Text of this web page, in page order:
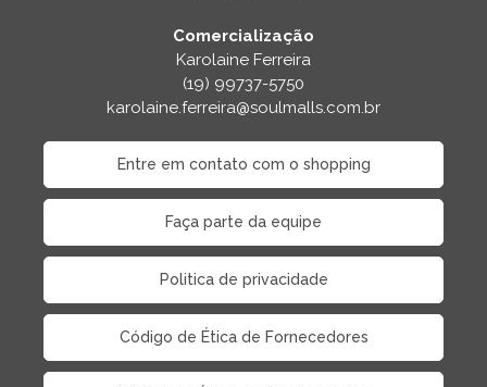
Comercialização
Karolaine Ferreira
(19) 99737-5750
karolaine.ferreira@soulmalls.com.br
Entre em contato com o shopping
Faça parte da equipe
Politica de privacidade
Código de Ética de Fornecedores